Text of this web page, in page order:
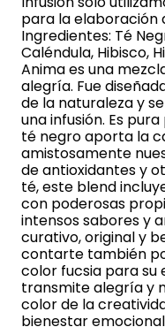
para la elaboración
Ingredientes: Té
Caléndula, Hibisco,
Anima es una
alegría. Fue
de la naturaleza y
una infusión. Es
té negro aporta la
amistosamente
de antioxidantes y
té, este blend
con poderosas
intensos sabores y
curativo, original y
contarte también
color fucsia para su
transmite alegría y
color de la
bienestar